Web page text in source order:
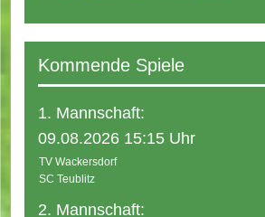
Kommende Spiele
1. Mannschaft:
09.08.2026 15:15 Uhr
TV Wackersdorf
SC Teublitz
2. Mannschaft: